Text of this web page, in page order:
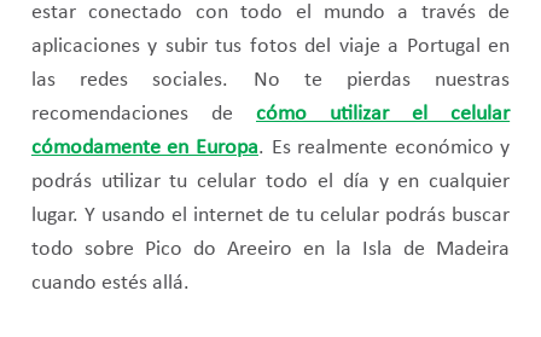
estar conectado con todo el mundo a través de
aplicaciones y subir tus fotos del viaje a Portugal en
las redes sociales. No te pierdas nuestras
recomendaciones de cómo utilizar el celular
cómodamente en Europa. Es realmente económico y
podrás utilizar tu celular todo el día y en cualquier
lugar. Y usando el internet de tu celular podrás buscar
todo sobre Pico do Areeiro en la Isla de Madeira
cuando estés allá.